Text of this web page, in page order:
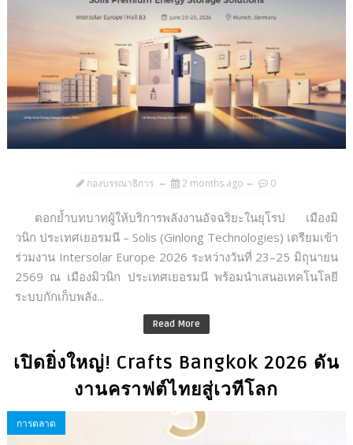
กองบรรณาธิการ 2 months ago 0
ตอกย้ำบทบาทผู้ให้บริการพลังงานอัจฉริยะในยุโรป เมืองมิ
วนิก ประเทศเยอรมนี – Solis (Ginlong Technologies) เตรียมเข้า
ร่วมงาน Intersolar Europe 2026 ระหว่างวันที่ 23–25 มิถุนายน
2569 ณ เมืองมิวนิก ประเทศเยอรมนี พร้อมนำเสนอเทคโนโลยี
ระบบกักเก็บพลัง...
Read More
เปิดยิ่งใหญ่! Crafts Bangkok 2026 ดัน
งานคราฟต์ไทยสู่เวทีโลก
การตลาด